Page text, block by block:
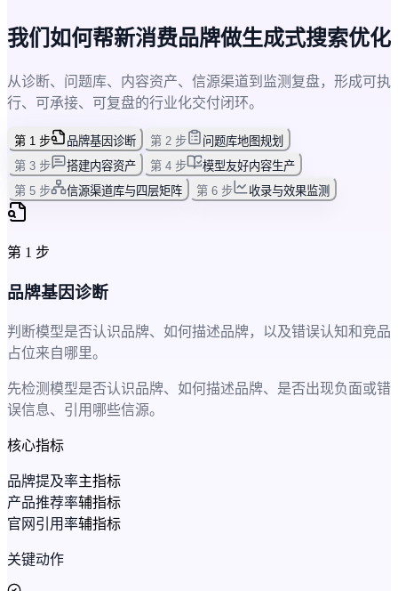
我们如何帮新消费品牌做生成式搜索优化
从诊断、问题库、内容资产、信源渠道到监测复盘，形成可执
行、可承接、可复盘的行业化交付闭环。
第 1 步 品牌基因诊断 第 2 步
问题库地图规划
第 3 步 搭建内容资产 第 4 步
模型友好内容生产
第 5 步 信源渠道库与四层矩阵 第 6 步 收录与效果监测
第 1 步
品牌基因诊断
判断模型是否认识品牌、如何描述品牌，以及错误认知和竞品
占位来自哪里。
先检测模型是否认识品牌、如何描述品牌、是否出现负面或错
误信息、引用哪些信源。
核心指标
品牌提及率主指标
产品推荐率辅指标
官网引用率辅指标
关键动作